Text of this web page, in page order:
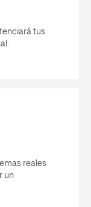
tus
reales
un